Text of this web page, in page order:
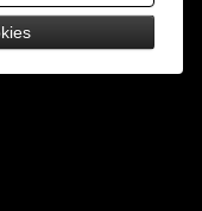
1,3 cm